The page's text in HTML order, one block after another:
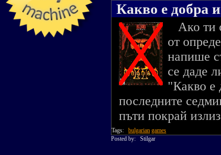
Какво е добра
Ако ти
от
напише
се даде
"Какво е
последните
пъти покрай
Tags: bulgarian games
Posted by: Stilgar